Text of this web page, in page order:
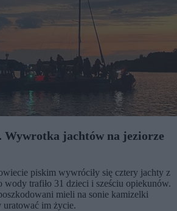
Wywrotka jachtów na jeziorze
piskim wywróciły się cztery jachty z
wody trafiło 31 dzieci i sześciu opiekunów.
mieli na sonie kamizelki
uratować im życie.